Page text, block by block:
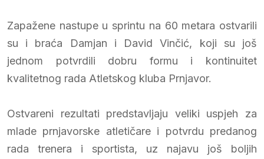
Zapažene nastupe u sprintu na 60 metara ostvarili
su i braća Damjan i David Vinčić, koji su još
jednom potvrdili dobru formu i kontinuitet
kvalitetnog rada Atletskog kluba Prnjavor.
Ostvareni rezultati predstavljaju veliki uspjeh za
mlade prnjavorske atletičare i potvrdu predanog
rada trenera i sportista, uz najavu još boljih